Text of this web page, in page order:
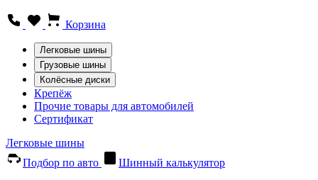
Корзина
Легковые шины
Грузовые шины
Колёсные диски
Крепёж
Прочие товары для автомобилей
Сертификат
Легковые шины
Подбор по авто
Шинный калькулятор